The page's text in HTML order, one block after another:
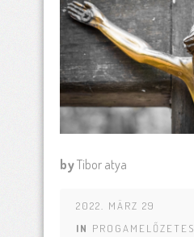
byTibor atya
2022. MÄRZ 29
IN PROGAMELŐZETES